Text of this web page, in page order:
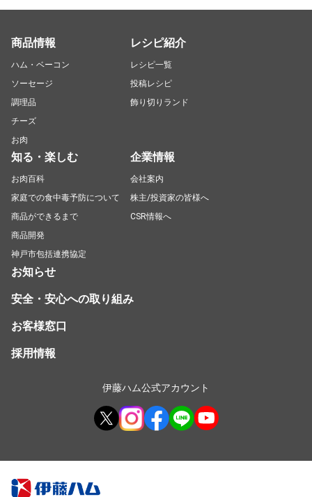
商品情報
ハム・ベーコン
ソーセージ
調理品
チーズ
お肉
レシピ紹介
レシピ一覧
投稿レシピ
飾り切りランド
知る・楽しむ
お肉百科
家庭での食中毒予防について
商品ができるまで
商品開発
神戸市包括連携協定
企業情報
会社案内
株主/投資家の皆様へ
CSR情報へ
お知らせ
安全・安心への取り組み
お客様窓口
採用情報
伊藤ハム公式アカウント